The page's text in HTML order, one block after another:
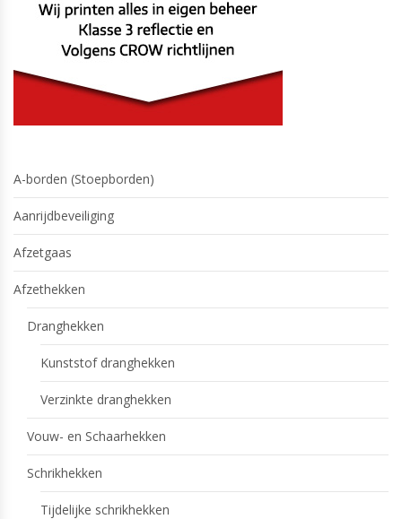
A-borden (Stoepborden)
Aanrijdbeveiliging
Afzetgaas
Afzethekken
Dranghekken
Kunststof dranghekken
Verzinkte dranghekken
Vouw- en Schaarhekken
Schrikhekken
Tijdelijke schrikhekken